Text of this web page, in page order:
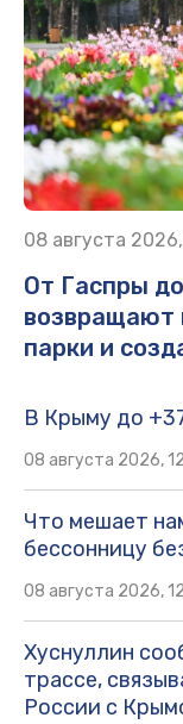
08 августа
От Гаспры
возвращают
парки и
В Крыму до
08 августа 2026,
Что мешает
бессонницу
08 августа 2026,
Хуснуллин
трассе,
России с